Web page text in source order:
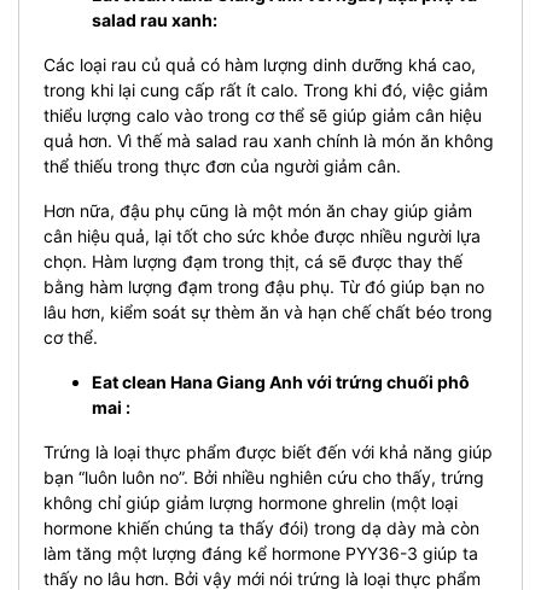
salad rau xanh:
Các loại rau củ quả có hàm lượng dinh dưỡng khá cao,
trong khi lại cung cấp rất ít calo. Trong khi đó, việc giảm
thiểu lượng calo vào trong cơ thể sẽ giúp giảm cân hiệu
quả hơn. Vì thế mà salad rau xanh chính là món ăn không
thể thiếu trong thực đơn của người giảm cân.
Hơn nữa, đậu phụ cũng là một món ăn chay giúp giảm
cân hiệu quả, lại tốt cho sức khỏe được nhiều người lựa
chọn. Hàm lượng đạm trong thịt, cá sẽ được thay thế
bằng hàm lượng đạm trong đậu phụ. Từ đó giúp bạn no
lâu hơn, kiểm soát sự thèm ăn và hạn chế chất béo trong
cơ thể.
Eat clean Hana Giang Anh với trứng chuối phô
mai :
Trứng là loại thực phẩm được biết đến với khả năng giúp
bạn “luôn luôn no”. Bởi nhiều nghiên cứu cho thấy, trứng
không chỉ giúp giảm lượng hormone ghrelin (một loại
hormone khiến chúng ta thấy đói) trong dạ dày mà còn
làm tăng một lượng đáng kể hormone PYY36-3 giúp ta
thấy no lâu hơn. Bởi vậy mới nói trứng là loại thực phẩm